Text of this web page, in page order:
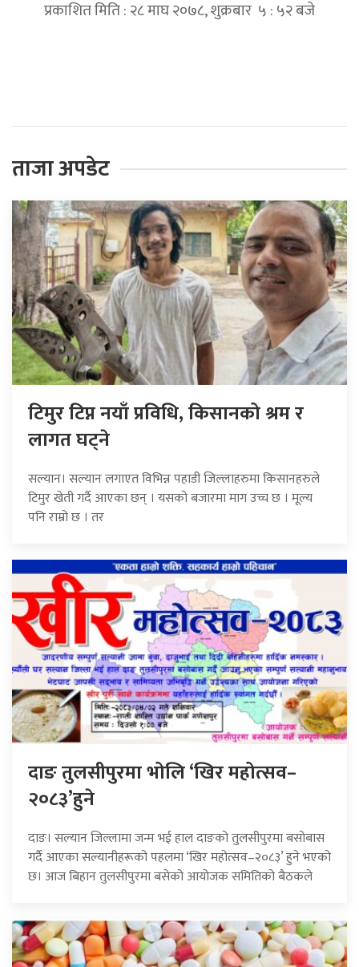
प्रकाशित मिति : २८ माघ २०७८, शुक्रबार ५ : ५२ बजे
ताजा अपडेट
टिमुर टिप्न नयाँ प्रविधि, किसानको श्रम र
लागत घट्ने
सल्यान। सल्यान लगाएत विभिन्न पहाडी जिल्लाहरुमा किसानहरुले
टिमुर खेती गर्दै आएका छन् । यसको बजारमा माग उच्च छ । मूल्य
पनि राम्रो छ । तर
दाङ तुलसीपुरमा भोलि ‘खिर महोत्सव–
२०८३’हुने
दाङ। सल्यान जिल्लामा जन्म भई हाल दाङको तुलसीपुरमा बसोबास
गर्दै आएका सल्यानीहरूको पहलमा ‘खिर महोत्सव–२०८३’ हुने भएको
छ। आज बिहान तुलसीपुरमा बसेको आयोजक समितिको बैठकले